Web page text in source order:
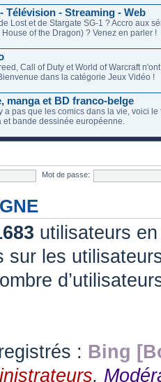
Télévision - Streaming - Web
Lost et de Stargate SG-1 ? Accro aux
House of the Dragon) ? Venez en parler !
Call of Duty et World of Warcraft
dans la catégorie Jeux Vidéo !
manga et BD franco-belge
a pas que les comics dans la vie, voici le
et bande dessinée européenne.
Mot de passe:
utilisateurs
sur les
: Bing
,